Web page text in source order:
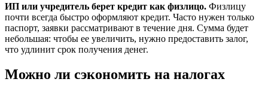
ИП или учредитель берет кредит как физлицо. Физлицу
почти всегда быстро оформляют кредит. Часто нужен только
паспорт, заявки рассматривают в течение дня. Сумма будет
небольшая: чтобы ее увеличить, нужно предоставить залог,
что удлинит срок получения денег.
Можно ли сэкономить на налогах